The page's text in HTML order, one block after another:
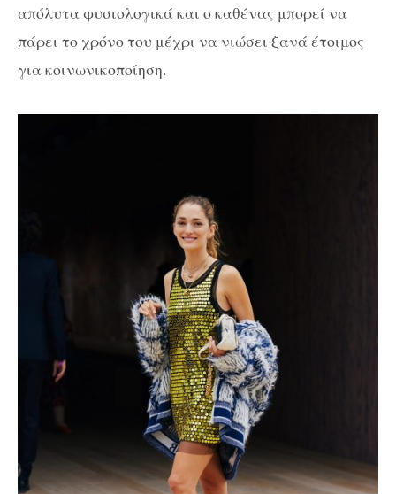
απόλυτα φυσιολογικά και ο καθένας μπορεί να
πάρει το χρόνο του μέχρι να νιώσει ξανά έτοιμος
για κοινωνικοποίηση.